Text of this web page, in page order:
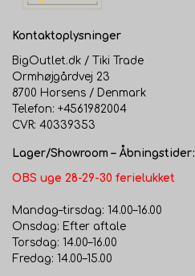
Kontaktoplysninger
BigOutlet.dk / Tiki Trade
Ormhøjgårdvej 23
8700 Horsens / Denmark
Telefon: +4561982004
CVR: 40339353
Lager/Showroom – Åbningstider:
OBS uge 28-29-30 ferielukket
Mandag–tirsdag: 14.00–16.00
Onsdag: Efter aftale
Torsdag: 14.00–16.00
Fredag: 14.00–15.00